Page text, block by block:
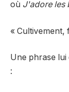
où J'adore les
« Cultivement,
Une phrase
: